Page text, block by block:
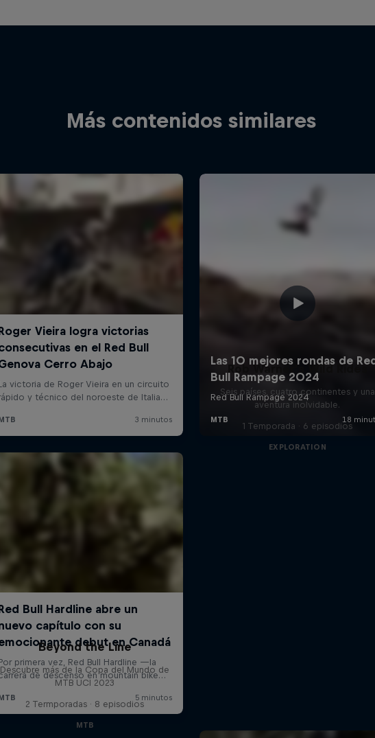
Más contenidos similares
Rob Warner’s Wild Rides
Seis países, cuatro continentes y una
aventura inolvidable.
1 Temporada · 6 episodios
EXPLORATION
Beyond the Line
Descubre más de la Copa del Mundo de
MTB UCI 2023
2 Termporadas · 8 episodios
MTB